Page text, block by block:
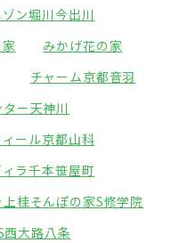
ン堀川今出川
みかげ花の家
チャーム京都音羽
ー天神川
ール京都山科
ラ千本笹屋町
桂そんぽの家S修学院
西大路八条